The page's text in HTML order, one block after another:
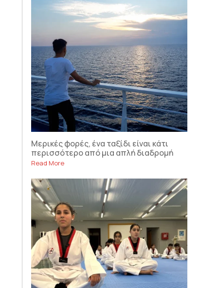
Μερικές φορές, ένα ταξίδι είναι κάτι
περισσότερο από μια απλή διαδρομή
Read More